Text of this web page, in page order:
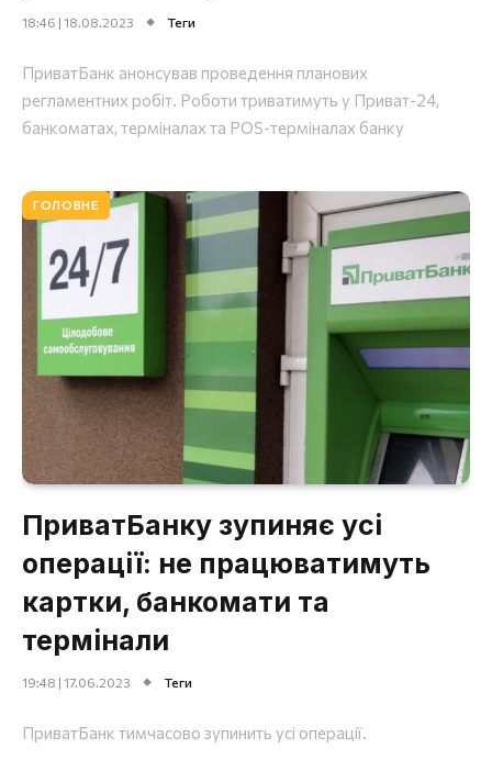
18:46 | 18.08.2023 Теги
ПриватБанк анонсував проведення планових
регламентних робіт. Роботи триватимуть у Приват-24,
банкоматах, терміналах та POS-терміналах банку
ГОЛОВНЕ
ПриватБанку зупиняє усі
операції: не працюватимуть
картки, банкомати та
термінали
19:48 | 17.06.2023 Теги
ПриватБанк тимчасово зупинить усі операції.